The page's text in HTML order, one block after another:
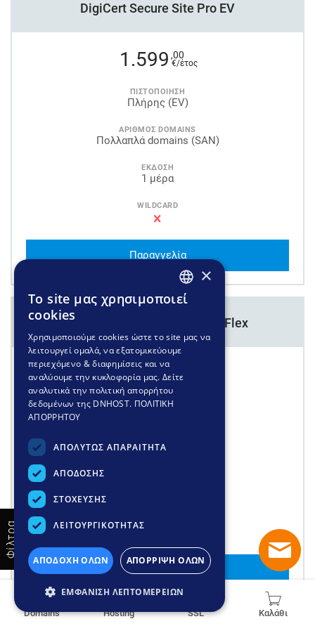
DigiCert Secure Site Pro EV
1.599 ,00
€/έτος
ΠΙΣΤΟΠΟΙΗΣΗ
Πλήρης (EV)
ΑΡΙΘΜΟΣ DOMAINS
Πολλαπλά domains (SAN)
ΕΚΔΟΣΗ
1 μέρα
WILDCARD
Παραγγελία
DigiCert Secure Site Pro EV Flex
1.599 €/έτος
ΠΙΣΤΟΠΟΙΗΣΗ
ΑΡΙΘΜΟΣ DOMAINS
WILDCARD
Παραγγελία
Φίλτρα
Domains Hosting SSL Καλάθι
GREEK
×
To site μας χρησιμοποιεί
cookies
Χρησιμοποιούμε cookies ώστε το site μας να
λειτουργεί ομαλά, να εξατομικεύουμε
περιεχόμενο & διαφημίσεις και να
αναλύουμε την κυκλοφορία μας. Δείτε
αναλυτικά την πολιτική απορρήτου
δεδομένων της DNHOST. ΠΟΛΙΤΙΚΗ
ΑΠΟΡΡΗΤΟΥ
ΑΠΟΛΥΤΩΣ ΑΠΑΡΑΙΤΗΤΑ
ΑΠΟΔΟΣΗΣ
ΣΤΟΧΕΥΣΗΣ
ΛΕΙΤΟΥΡΓΙΚΟΤΗΤΑΣ
ΑΠΟΔΟΧΗ ΟΛΩΝ ΑΠΟΡΡΙΨΗ ΟΛΩΝ
ΕΜΦΑΝΙΣΗ ΛΕΠΤΟΜΕΡΕΙΩΝ